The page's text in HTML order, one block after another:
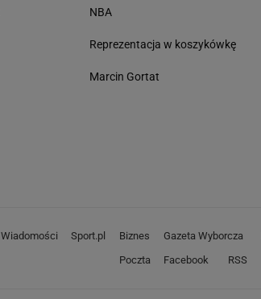
NBA
Reprezentacja w koszykówkę
Marcin Gortat
Wiadomości Sport.pl Biznes Gazeta Wyborcza
Poczta
Facebook RSS